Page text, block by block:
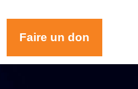
Faire un don